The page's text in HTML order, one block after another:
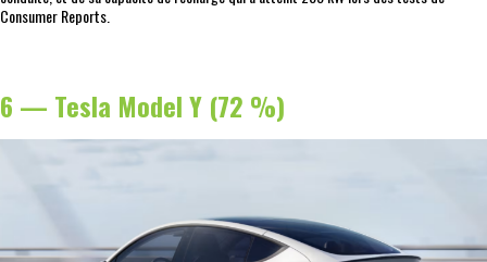
Consumer Reports.
6 — Tesla Model Y (72 %)